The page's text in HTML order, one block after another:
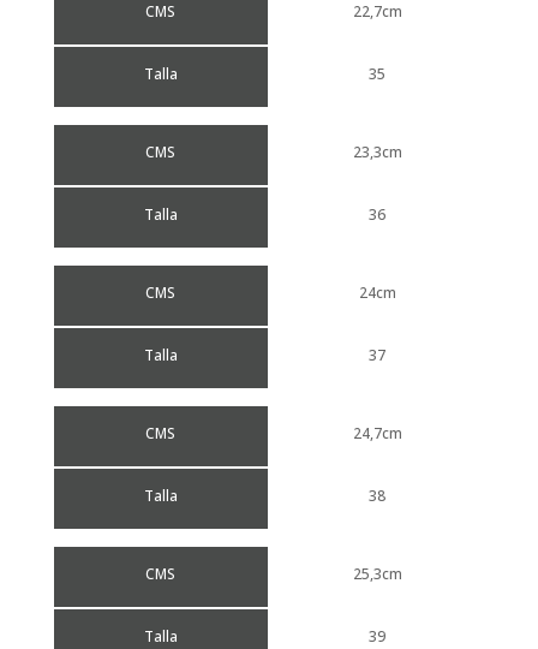
CMS
Talla
22,7cm
35
CMS
Talla
23,3cm
36
CMS
Talla
24cm
37
CMS
Talla
24,7cm
38
CMS
Talla
25,3cm
39